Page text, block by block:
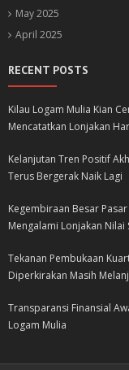
May 2025
April 2025
RECENT POSTS
Kilau Logam Mulia Kian
Mencatatkan Lonjakan
Kelanjutan Tren Positif
Terus Bergerak Naik Lagi
Kegembiraan Besar
Mengalami Lonjakan Nilai
Tekanan Pembukaan
Diperkirakan Masih
Transparansi Finansial
Logam Mulia